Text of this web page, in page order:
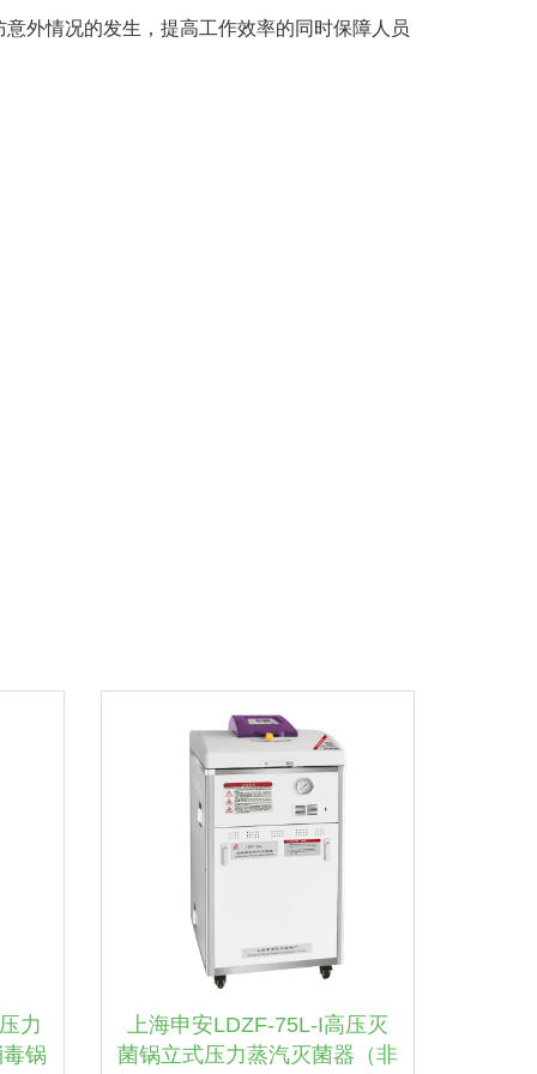
外情况的发生，提高工作效率的同时保障人员
力
锅
上海申安LDZF-75L-I高压灭
菌锅立式压力蒸汽灭菌器（非